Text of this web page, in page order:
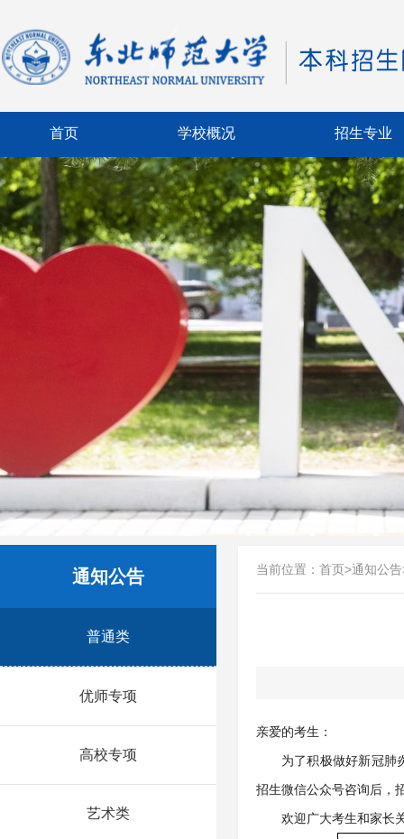
首页 学校概况 招生专业
通知公告
普通类
优师专项
高校专项
艺术类
当前位置： 首页>通知公告
亲爱的考生：
为了积极做好新冠肺
招生微信公众号咨询后，
欢迎广大考生和家长